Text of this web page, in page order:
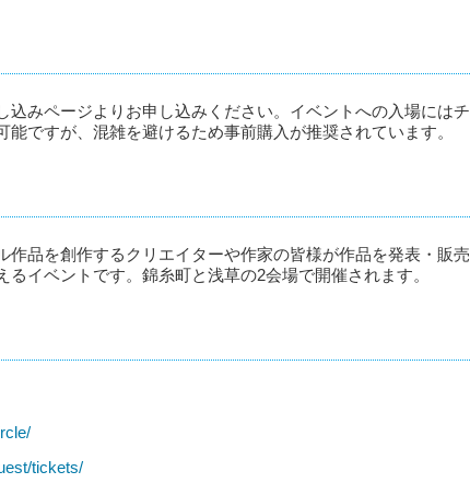
込みページよりお申し込みください。イベントへの入場にはチ
ですが、混雑を避けるため事前購入が推奨されています。
作品を創作するクリエイターや作家の皆様が作品を発表・販売
るイベントです。錦糸町と浅草の2会場で開催されます。
tickets/